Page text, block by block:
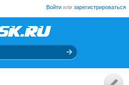
Войти или зарегистрироваться